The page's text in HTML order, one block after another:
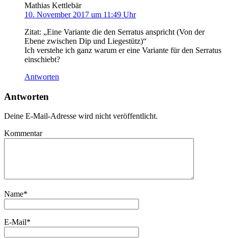
Mathias Kettlebär
10. November 2017 um 11:49 Uhr
Zitat: „Eine Variante die den Serratus anspricht (Von der
Ebene zwischen Dip und Liegestütz)“
Ich verstehe ich ganz warum er eine Variante für den Serratus
einschiebt?
Antworten
Antworten
Deine E-Mail-Adresse wird nicht veröffentlicht.
Kommentar
Name*
E-Mail*